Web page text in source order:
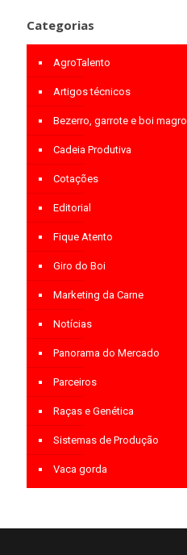
Categorias
AgroTalento
Artigos técnicos
Bezerro, garrote e boi magro
Cadeia Produtiva
Cotações
Editorial
Fique Atento
Giro do Boi
Marketing da Carne
Notícias
Panorama do Mercado
Parceiros
Raças e Genética
Sistemas de Produção
Vaca gorda